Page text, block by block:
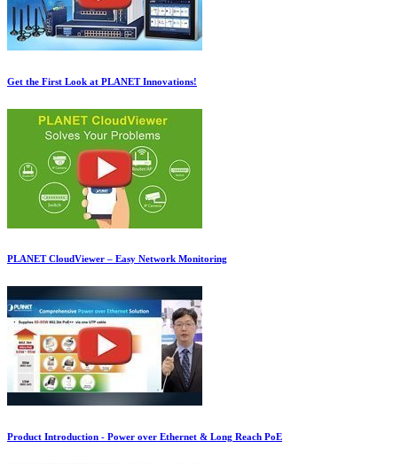
Get the First Look at PLANET Innovations!
PLANET CloudViewer – Easy Network Monitoring
Product Introduction - Power over Ethernet & Long Reach PoE